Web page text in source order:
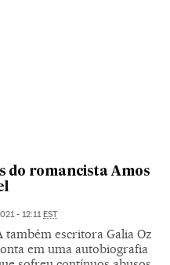
do romancista Amos
- 12:11EST
também escritora Galia Oz
em uma autobiografia